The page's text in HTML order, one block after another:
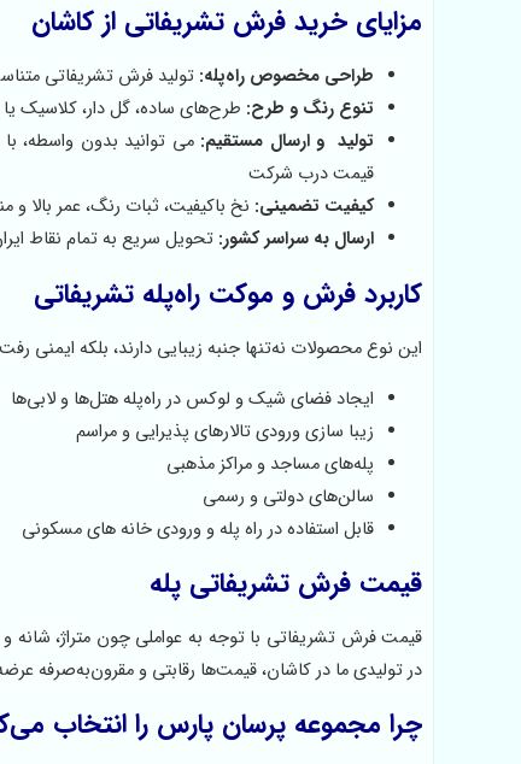
مزایای خرید فرش تشریفاتی از کاشان
طراحی مخصوص راه‌پله: تولید فرش تشریفاتی
تنوع رنگ و طرح: طرح‌های ساده، گل دار، کلاسیک
تولید و ارسال مستقیم: می توانید بدون واسطه،
قیمت درب شرکت
کیفیت تضمینی: نخ باکیفیت، ثبات رنگ، عمر بالا و
ارسال به سراسر کشور: تحویل سریع به تمام نقاط
کاربرد فرش و موکت راه‌پله تشریفاتی
این نوع محصولات نه‌تنها جنبه زیبایی دارند، بلکه ایمنی
ایجاد فضای شیک و لوکس در راه‌پله هتل‌ها و لابی‌ها
زیبا سازی ورودی تالارهای پذیرایی و مراسم
پله‌های مساجد و مراکز مذهبی
سالن‌های دولتی و رسمی
قابل استفاده در راه پله و ورودی خانه های مسکونی
قیمت فرش تشریفاتی پله
قیمت فرش تشریفاتی با توجه به عواملی چون متراژ، شانه
در تولیدی ما در کاشان، قیمت‌ها رقابتی و مقرون‌به‌صرفه
چرا مجموعه پرسان پارس را انتخاب